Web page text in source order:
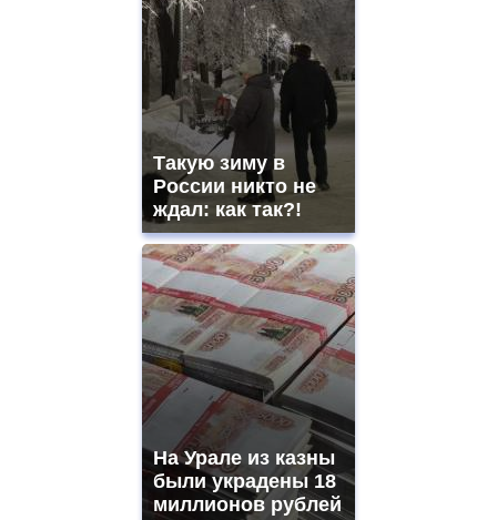
Такую зиму в
России никто не
ждал: как так?!
На Урале из казны
были украдены 18
миллионов рублей